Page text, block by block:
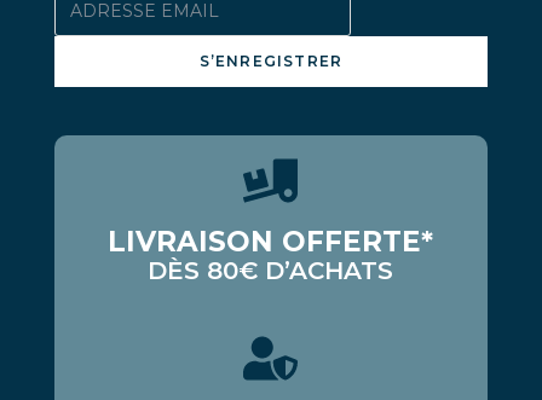
S’ENREGISTRER
LIVRAISON OFFERTE*
DÈS 80€ D’ACHATS